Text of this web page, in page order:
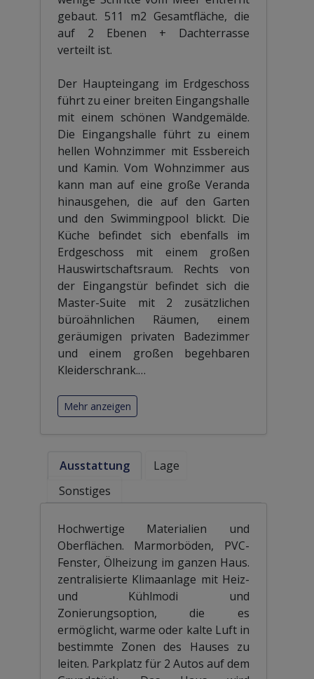
gebaut. 511 m2 Gesamtfläche, die
auf 2 Ebenen + Dachterrasse
verteilt ist.
Der Haupteingang im Erdgeschoss
führt zu einer breiten Eingangshalle
mit einem schönen Wandgemälde.
Die Eingangshalle führt zu einem
hellen Wohnzimmer mit Essbereich
und Kamin. Vom Wohnzimmer aus
kann man auf eine große Veranda
hinausgehen, die auf den Garten
und den Swimmingpool blickt. Die
Küche befindet sich ebenfalls im
Erdgeschoss mit einem großen
Hauswirtschaftsraum. Rechts von
der Eingangstür befindet sich die
Master-Suite mit 2 zusätzlichen
büroähnlichen Räumen, einem
geräumigen privaten Badezimmer
und einem großen begehbaren
Kleiderschrank.…
Mehr anzeigen
Ausstattung
Lage
Sonstiges
Hochwertige Materialien und
Oberflächen. Marmorböden, PVC-
Fenster, Ölheizung im ganzen Haus.
zentralisierte Klimaanlage mit Heiz-
und Kühlmodi und
Zonierungsoption, die es
ermöglicht, warme oder kalte Luft in
bestimmte Zonen des Hauses zu
leiten. Parkplatz für 2 Autos auf dem